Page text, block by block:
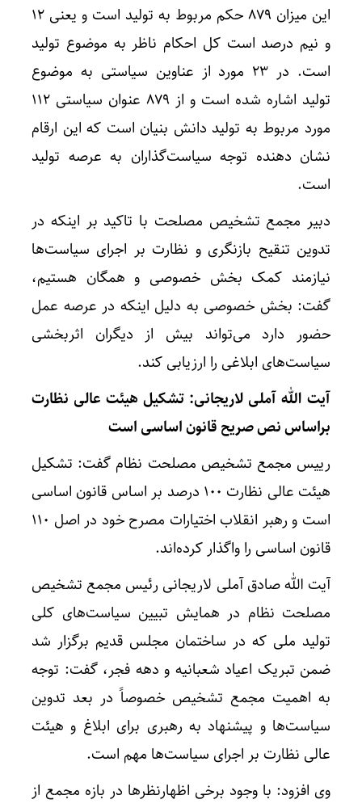
این میزان ۸۷۹ حکم مربوط به تولید است و یعنی ۱۲
و نیم درصد است کل احکام ناظر به موضوع تولید
است. در ۲۳ مورد از عناوین سیاستی به موضوع
تولید اشاره شده است و از ۸۷۹ عنوان سیاستی ۱۱۲
مورد مربوط به تولید دانش بنیان است که این ارقام
نشان دهنده توجه سیاست‌گذاران به عرصه تولید
است.
دبیر مجمع تشخیص مصلحت با تاکید بر اینکه در
تدوین تنقیح بازنگری و نظارت بر اجرای سیاست‌ها
نیازمند کمک بخش خصوصی و همگان هستیم،
گفت: بخش خصوصی به دلیل اینکه در عرصه عمل
حضور دارد می‌تواند بیش از دیگران اثربخشی
سیاست‌های ابلاغی را ارزیابی کند.
آیت الله آملی لاریجانی: تشکیل هیئت عالی نظارت
براساس نص صریح قانون اساسی است
رییس مجمع تشخیص مصلحت نظام گفت: تشکیل
هیئت عالی نظارت ۱۰۰ درصد بر اساس قانون اساسی
است و رهبر انقلاب اختیارات مصرح خود در اصل ۱۱۰
قانون اساسی را واگذار کرده‌اند.
آیت الله صادق آملی لاریجانی رئیس مجمع تشخیص
مصلحت نظام در همایش تبیین سیاست‌های کلی
تولید ملی که در ساختمان مجلس قدیم برگزار شد
ضمن تبریک اعیاد شعبانیه و دهه فجر، گفت: توجه
به اهمیت مجمع تشخیص خصوصاً در بعد تدوین
سیاست‌ها و پیشنهاد به رهبری برای ابلاغ و هیئت
عالی نظارت بر اجرای سیاست‌ها مهم است.
وی افزود: با وجود برخی اظهارنظرها در بازه مجمع از